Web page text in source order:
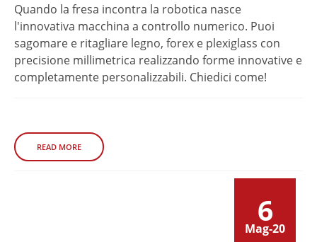
Quando la fresa incontra la robotica nasce
l'innovativa macchina a controllo numerico. Puoi
sagomare e ritagliare legno, forex e plexiglass con
precisione millimetrica realizzando forme innovative e
completamente personalizzabili. Chiedici come!
READ MORE
6
Mag-20